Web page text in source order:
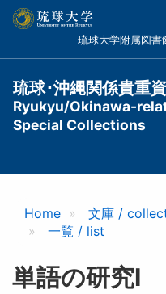
コ
琉球大学附属図
琉球･沖縄関係貴重
Ryukyu/Okinawa-
Special Collections
Home 文庫 /
一覧 / list
単語の研究I